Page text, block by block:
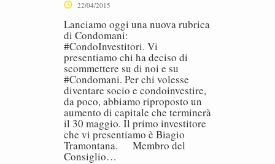
22/04/2015
Lanciamo oggi una nuova rubrica
di Condomani:
#CondoInvestitori. Vi
presentiamo chi ha deciso di
scommettere su di noi e su
#Condomani. Per chi volesse
diventare socio e condoinvestire,
da poco, abbiamo riproposto un
aumento di capitale che terminerà
il 30 maggio. Il primo investitore
che vi presentiamo è Biagio
Tramontana. Membro del
Consiglio…